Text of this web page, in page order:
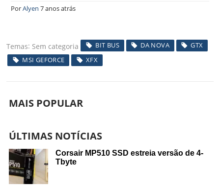
PorAlyen 7 anos atrás
Temas Sem categoria BIT BUS DA NOVA
GTX
MSI GEFORCE
XFX
MAIS POPULAR
ÚLTIMAS NOTÍCIAS
Corsair MP510 SSD estreia versão de 4-
Tbyte